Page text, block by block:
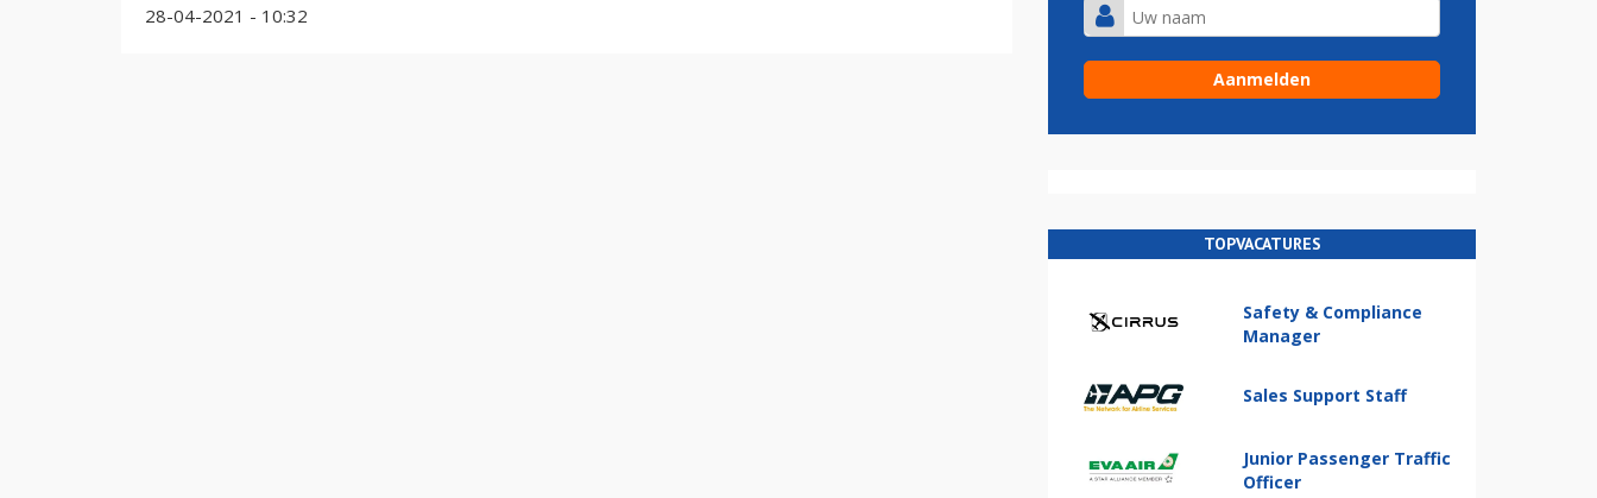
28-04-2021 - 10:32
TOPVACATURES
Safety & Compliance
Manager
Sales Support Staff
Junior Passenger Traffic
Officer